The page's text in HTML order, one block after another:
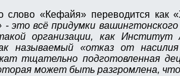
слово «Кефайя» переводится как
- это всё придумки вашингтонского
организации, как
называемый «отказ от
тщательно подготовленная
может быть разгромлена,